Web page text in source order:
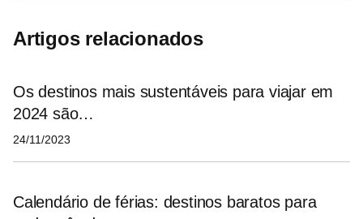
Artigos relacionados
Os destinos mais sustentáveis para viajar em
2024 são…
24/11/2023
Calendário de férias: destinos baratos para